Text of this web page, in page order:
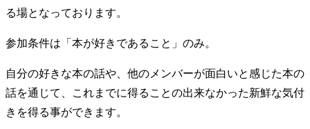
る場となっております。
参加条件は「本が好きであること」のみ。
自分の好きな本の話や、他のメンバーが面白いと感じた本の
話を通じて、これまでに得ることの出来なかった新鮮な気付
きを得る事ができます。